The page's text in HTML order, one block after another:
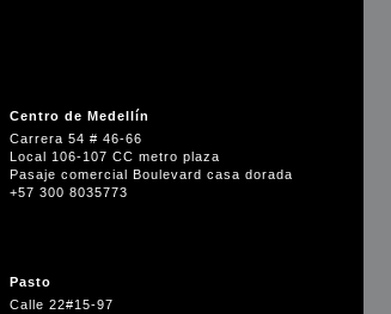
Centro de Medellín
Carrera 54 # 46-66
Local 106-107 CC metro plaza
Pasaje comercial Boulevard casa dorada
+57 300 8035773
Pasto
Calle 22#15-97